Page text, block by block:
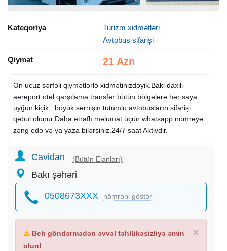
Kateqoriya
Turizm xidmətləri
Avtobus sifarişi
Qiymət 21 Azn
Ən ucuz sərfəli qiymətlərlə xidmətinizdəyik. Baki daxili
aereport otel qarşılama transfer bütün bölgələrə hər saya
uyğun kiçik , böyük sərnişin tutumlu avtobusların sifarişi
qəbul olunur.Daha ətraflı məlumat üçün whatsapp nömrəyə
zəng edə və ya yaza bilərsiniz.24/7 saat Aktivdir.
Cavidan (Bütün Elanları)
Bakı şəhəri
0508673XXX nömrəni göstər
×
⚠ Beh göndərmədən əvvəl təhlükəsizliyə əmin
olun!